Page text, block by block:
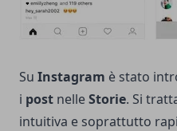
Su Instagram è stato
i post nelleStorie. Si
intuitiva e soprattutto